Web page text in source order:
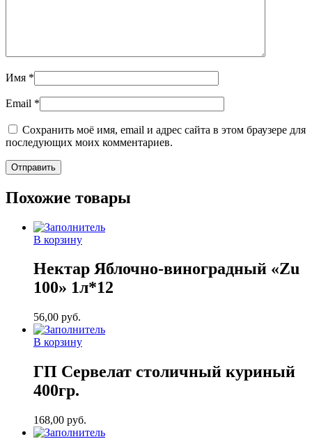
Имя *
Email *
Сохранить моё имя, email и адрес сайта в этом браузере для
последующих моих комментариев.
Похожие товары
В корзину
Нектар Яблочно-виноградный «Zu
100» 1л*12
56,00 руб.
В корзину
ГП Сервелат столичный куриный
400гр.
168,00 руб.